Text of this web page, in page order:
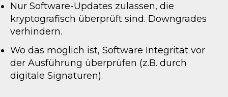
Nur Software-Updates zulassen, die
kryptografisch überprüft sind. Downgrades
verhindern.
Wo das möglich ist, Software Integrität vor
der Ausführung überprüfen (z.B. durch
digitale Signaturen).